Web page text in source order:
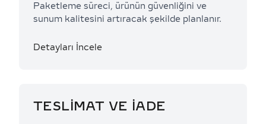
Paketleme süreci, ürünün güvenliğini ve
sunum kalitesini artıracak şekilde planlanır.
Detayları İncele
TESLİMAT VE İADE